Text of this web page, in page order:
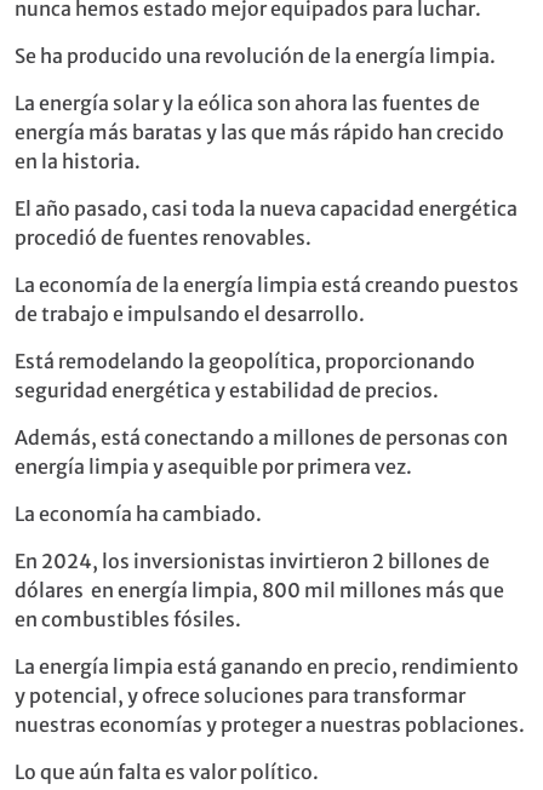
nunca hemos estado mejor equipados para luchar.
Se ha producido una revolución de la energía limpia.
La energía solar y la eólica son ahora las fuentes de
energía más baratas y las que más rápido han crecido
en la historia.
El año pasado, casi toda la nueva capacidad energética
procedió de fuentes renovables.
La economía de la energía limpia está creando puestos
de trabajo e impulsando el desarrollo.
Está remodelando la geopolítica, proporcionando
seguridad energética y estabilidad de precios.
Además, está conectando a millones de personas con
energía limpia y asequible por primera vez.
La economía ha cambiado.
En 2024, los inversionistas invirtieron 2 billones de
dólares en energía limpia, 800 mil millones más que
en combustibles fósiles.
La energía limpia está ganando en precio, rendimiento
y potencial, y ofrece soluciones para transformar
nuestras economías y proteger a nuestras poblaciones.
Lo que aún falta es valor político.